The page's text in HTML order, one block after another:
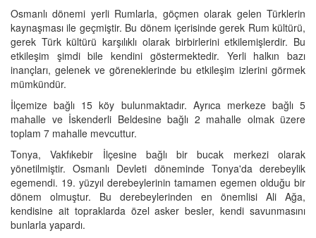
Osmanlı dönemi yerli Rumlarla, göçmen olarak gelen Türklerin
kaynaşması ile geçmiştir. Bu dönem içerisinde gerek Rum kültürü,
gerek Türk kültürü karşılıklı olarak birbirlerini etkilemişlerdir. Bu
etkileşim şimdi bile kendini göstermektedir. Yerli halkın bazı
inançları, gelenek ve göreneklerinde bu etkileşim izlerini görmek
mümkündür.
İlçemize bağlı 15 köy bulunmaktadır. Ayrıca merkeze bağlı 5
mahalle ve İskenderli Beldesine bağlı 2 mahalle olmak üzere
toplam 7 mahalle mevcuttur.
Tonya, Vakfıkebir İlçesine bağlı bir bucak merkezi olarak
yönetilmiştir. Osmanlı Devleti döneminde Tonya'da derebeylik
egemendi. 19. yüzyıl derebeylerinin tamamen egemen olduğu bir
dönem olmuştur. Bu derebeylerinden en önemlisi Ali Ağa,
kendisine ait topraklarda özel asker besler, kendi savunmasını
bunlarla yapardı.